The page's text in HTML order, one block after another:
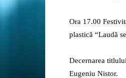
Ora 17.00
plastică “Laudă
Decernarea
Eugeniu Nistor.